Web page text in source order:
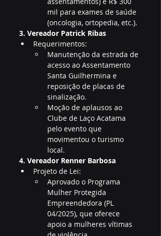
mil para exames de saúde
(oncologia, ortopedia, etc.).
3. Vereador Patrick Ribas
Requerimentos:
Manutenção da estrada de
acesso ao Assentamento
Santa Guilhermina e
reposição de placas de
sinalização.
Moção de aplausos ao
Clube de Laço Acatama
pelo evento que
movimentou o turismo
local.
4. Vereador Renner Barbosa
Projeto de Lei:
Aprovado o Programa
Mulher Protegida
Empreendedora (PL
04/2025), que oferece
apoio a mulheres vítimas